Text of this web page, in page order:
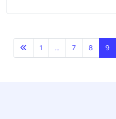
Précédent
1 … 7 8 9